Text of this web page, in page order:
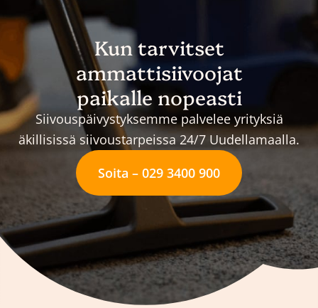
Kun tarvitset
ammattisiivoojat
paikalle nopeasti
Siivouspäivystyksemme palvelee yrityksiä
äkillisissä siivoustarpeissa 24/7 Uudellamaalla.
Soita – 029 3400 900